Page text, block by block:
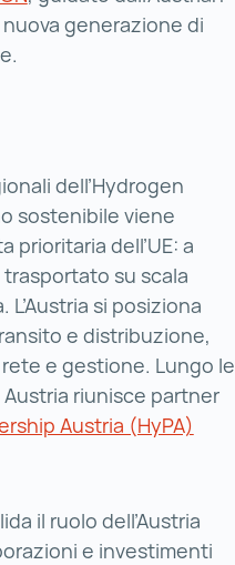
generazione di
dell’Hydrogen
sostenibile viene
dell’UE: a
su scala
L’Austria si posiziona
Backbone ()
e distribuzione,
e gestione. Lungo le
riunisce partner
Austria (HyPA)
il ruolo dell’Austria
e investimenti